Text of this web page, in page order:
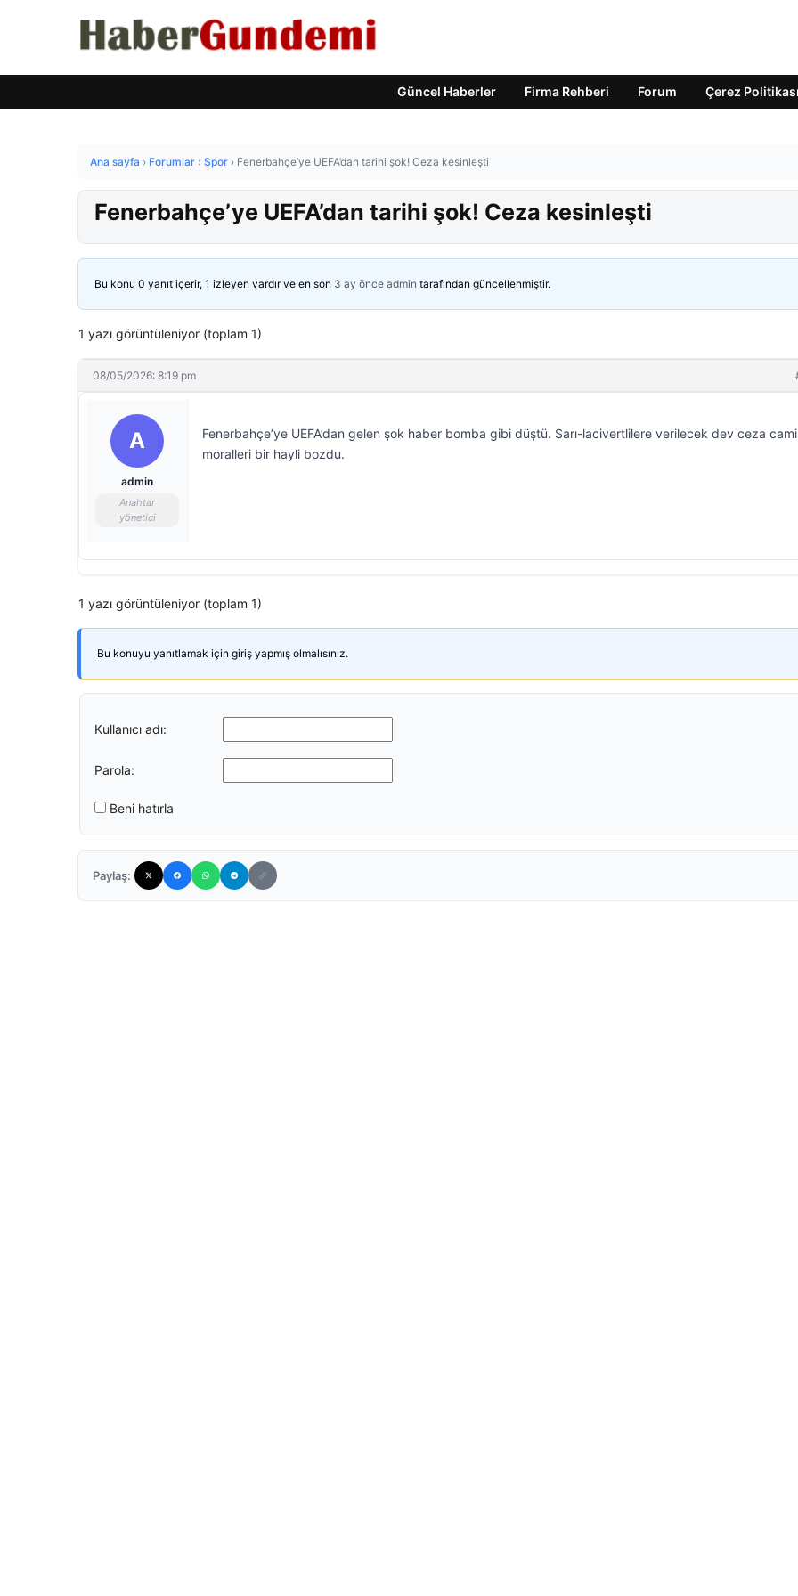
Güncel Haberler Firma Rehberi Forum Çerez Politikası
Ana sayfa › Forumlar › Spor › Fenerbahçe’ye UEFA’dan tarihi şok! Ceza kesinleşti
Fenerbahçe’ye UEFA’dan tarihi şok! Ceza kesinleşti
Bu konu 0 yanıt içerir, 1 izleyen vardır ve en son 3 ay önce admin tarafından güncellenmiştir.
1 yazı görüntüleniyor (toplam 1)
08/05/2026: 8:19 pm
A
admin
Anahtar
yönetici
Fenerbahçe’ye UEFA’dan gelen şok haber bomba gibi düştü. Sarı-lacivertlilere verilecek dev ceza
moralleri bir hayli bozdu.
1 yazı görüntüleniyor (toplam 1)
Bu konuyu yanıtlamak için giriş yapmış olmalısınız.
Kullanıcı adı:
Parola:
Beni hatırla
Paylaş: